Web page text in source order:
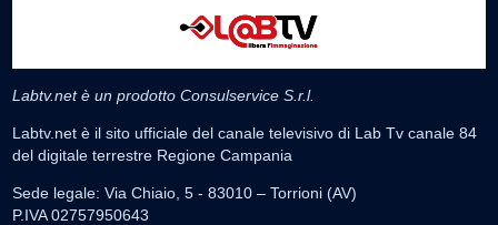
Labtv.net è un prodotto Consulservice S.r.l.
Labtv.net è il sito ufficiale del canale televisivo di Lab Tv canale 84
del digitale terrestre Regione Campania
Sede legale: Via Chiaio, 5 - 83010 – Torrioni (AV)
P.IVA 02757950643